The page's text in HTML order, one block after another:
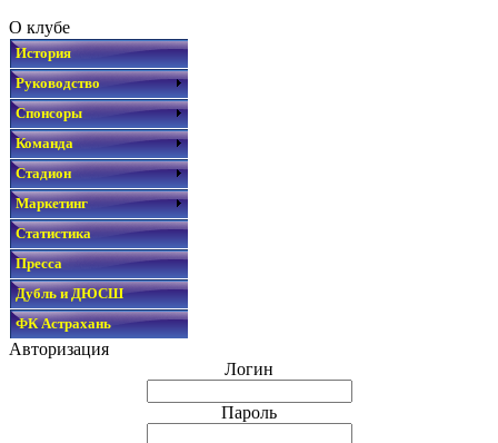
О клубе
История
Руководство
Спонсоры
Команда
Стадион
Маркетинг
Статистика
Пресса
Дубль и ДЮСШ
ФК Астрахань
Авторизация
Логин
Пароль